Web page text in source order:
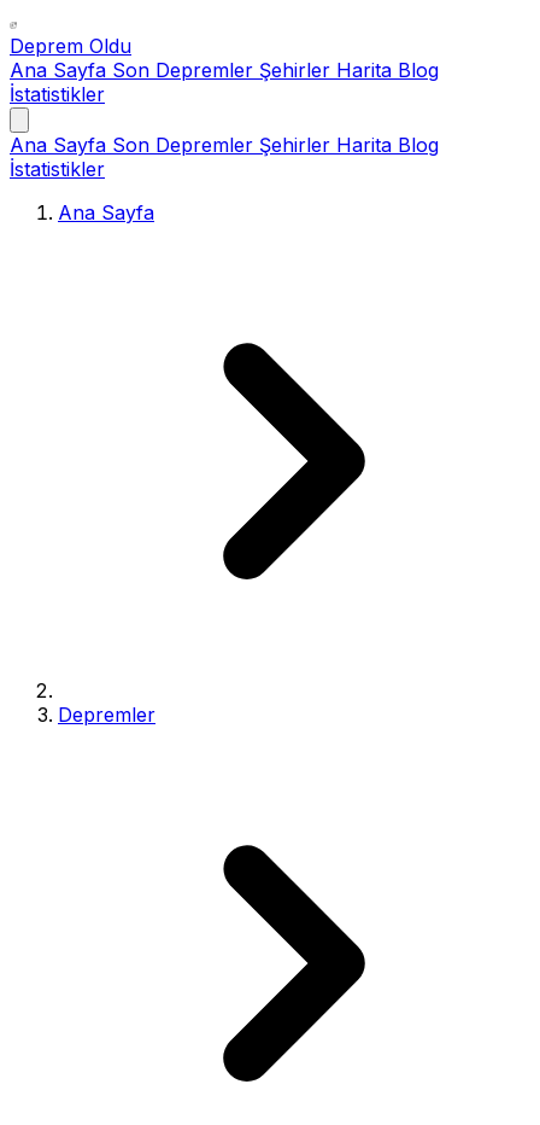
Deprem Oldu
Ana Sayfa Son Depremler Şehirler Harita Blog
İstatistikler
Ana Sayfa Son Depremler Şehirler Harita Blog
İstatistikler
Ana Sayfa
Depremler